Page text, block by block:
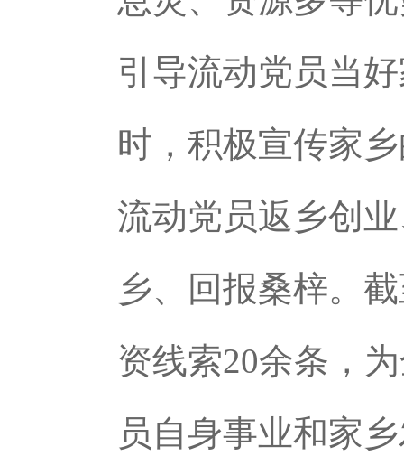
引导流动党员当
时，积极宣传家
流动党员返乡创
乡、回报桑梓。
资线索20余条，
员自身事业和家